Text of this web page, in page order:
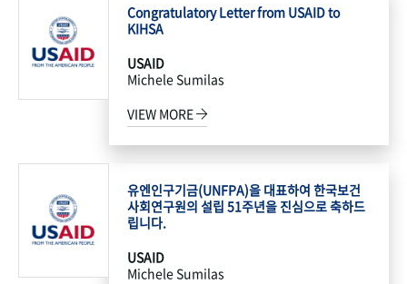
Congratulatory Letter from USAID to
KIHSA
USAID
Michele Sumilas
VIEW MORE
유엔인구기금(UNFPA)을 대표하여 한국보건
사회연구원의 설립 51주년을 진심으로 축하드
립니다.
USAID
Michele Sumilas